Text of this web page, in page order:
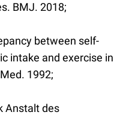
BMJ. 2018;
between self-
intake and exercise in
1992;
Anstalt des